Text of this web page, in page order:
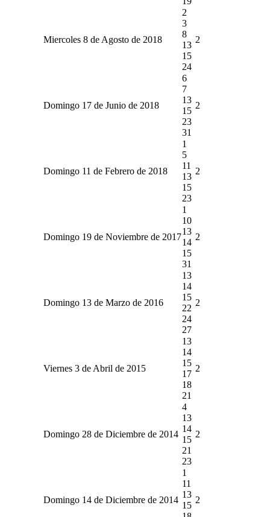
Miercoles 8 de Agosto de 2018
2
3
8
13
15
24
2
Domingo 17 de Junio de 2018
6
7
13
15
23
31
2
Domingo 11 de Febrero de 2018
1
5
11
13
15
23
2
Domingo 19 de Noviembre de 2017
1
10
13
14
15
31
2
Domingo 13 de Marzo de 2016
13
14
15
22
24
27
2
Viernes 3 de Abril de 2015
13
14
15
17
18
21
2
Domingo 28 de Diciembre de 2014
4
13
14
15
21
23
2
Domingo 14 de Diciembre de 2014
1
11
13
15
2